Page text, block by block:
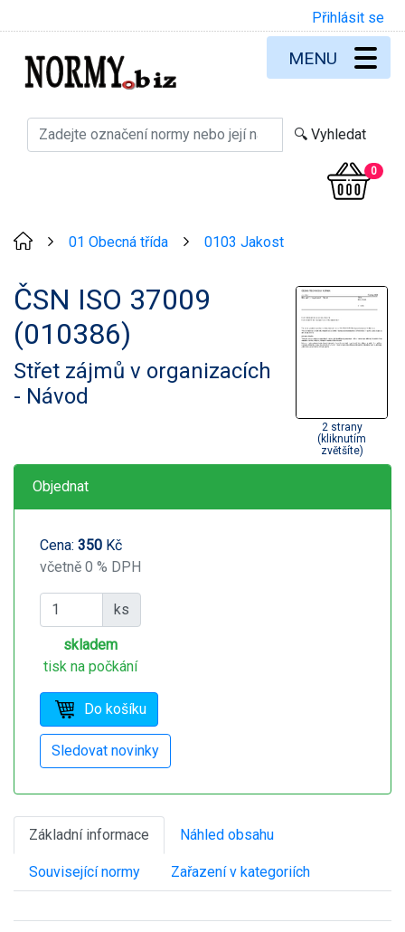
Přihlásit se
0
MENU
01 Obecná třída 0103 Jakost
ČSN ISO 37009
(010386)
Střet zájmů v organizacích
- Návod
2 strany
(kliknutím
zvětšíte)
Objednat
Cena: 350 Kč
včetně 0 % DPH
ks
skladem
tisk na počkání
Základní informace Náhled obsahu
Související normy Zařazení v kategoriích